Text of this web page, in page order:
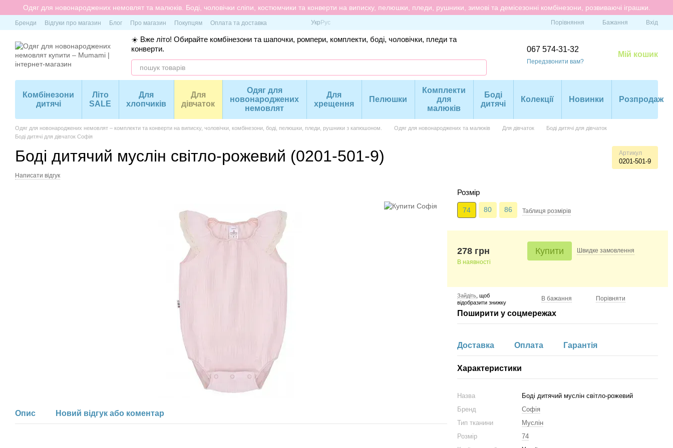
Перейти до основного контенту
Одяг для новонароджених немовлят та малюків. Боді, чоловічки сліпи, костюмчики та конверти на виписку, пелюшки, пледи, рушники, зимові та демісезонні комбінезони, розвиваючі іграшки.
Бренди Відгуки про магазин Блог Про магазин Покупцям Оплата та доставка Укр Рус Порівняння Бажання Вхід
☀️ Вже літо! Обирайте комбінезони та шапочки, ромпери, комплекти, боді, чоловічки, пледи та
конверти.
067 574-31-32
Передзвонити вам?
Мій кошик
Комбінезони
дитячі
Літо
SALE
Для
хлопчиків
Для
дівчаток
Одяг для
новонароджених
немовлят
Для
хрещення
Пелюшки
Комплекти
для
малюків
Боді
дитячі
Колекції Новинки Розпродаж
Одяг для новонароджених немовлят – комплекти та конверти на виписку, чоловічки, комбінезони, боді, пелюшки, пледи, рушники з капюшоном. Одяг для новонароджених та малюків Для дівчаток
Боді дитячі для дівчаток
Боді дитячі для дівчаток Софія
Боді дитячий муслін світло-рожевий (0201-501-9) Артикул
0201-501-9
Написати відгук
Опис Новий відгук або коментар
Розмір
74 80 86 Таблиця розмiрiв
278 грн
В наявності
Купити Швидкезамовлення
Зайдіть , щоб
відобразити знижку
В бажання Порівняти
Поширити у соцмережах
Доставка Оплата Гарантія
Характеристики
Назва
Боді дитячий муслін світло-рожевий
Бренд
Софія
Тип тканини
Муслін
Розмір
74